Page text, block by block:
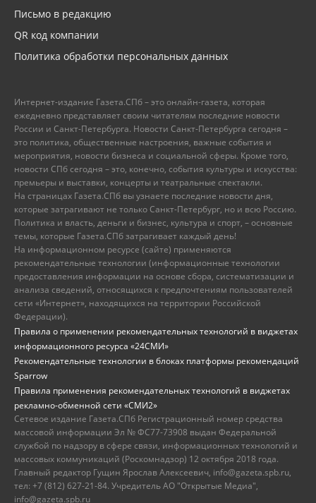
Письмо в редакцию
QR код компании
Политика обработки персональных данных
Интернет-издание Газета.СПб – это онлайн-газета, которая
ежедневно представляет своим читателям последние новости
России и Санкт-Петербурга. Новости Санкт-Петербурга сегодня –
это политика, общественные настроения, важные события и
мероприятия, новости бизнеса и социальной сферы. Кроме того,
новости СПб сегодня – это, конечно, события культуры и искусства:
премьеры и выставки, концерты и театральные спектакли.
На страницах Газета.СПб вы узнаете последние новости дня,
которые затрагивают не только Санкт-Петербург, но и всю Россию.
Политика и власть, деньги и бизнес, культура и спорт, – основные
темы, которые Газета.СПб затрагивает каждый день!
На информационном ресурсе (сайте) применяются
рекомендательные технологии (информационные технологии
предоставления информации на основе сбора, систематизации и
анализа сведений, относящихся к предпочтениям пользователей
сети «Интернет», находящихся на территории Российской
Федерации).
Правила о применении рекомендательных технологий в виджетах
информационного ресурса «24СМИ»
Рекомендательные технологии в блоках платформы рекомендаций
Sparrow
Правила применения рекомендательных технологий в виджетах
рекламно-обменной сети «СМИ2»
Сетевое издание Газета.СПб Регистрационный номер средства
массовой информации Эл № ФС77-73908 выдан Федеральной
службой по надзору в сфере связи, информационных технологий и
массовых коммуникаций (Роскомнадзор) 12 октября 2018 года.
Главный редактор Гущин Ярослав Алексеевич, info@gazeta.spb.ru,
тел: +7 (812) 627-21-84. Учредитель АО "Открытые Медиа",
info@gazeta.spb.ru